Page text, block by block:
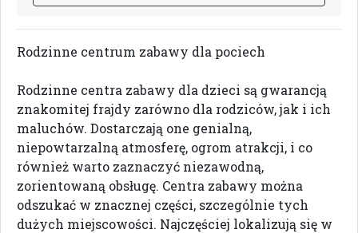
Rodzinne centrum zabawy dla pociech
Rodzinne centra zabawy dla dzieci są gwarancją
znakomitej frajdy zarówno dla rodziców, jak i ich
maluchów. Dostarczają one genialną,
niepowtarzalną atmosferę, ogrom atrakcji, i co
również warto zaznaczyć niezawodną,
zorientowaną obsługę. Centra zabawy można
odszukać w znacznej części, szczególnie tych
dużych miejscowości. Najczęściej lokalizują się w